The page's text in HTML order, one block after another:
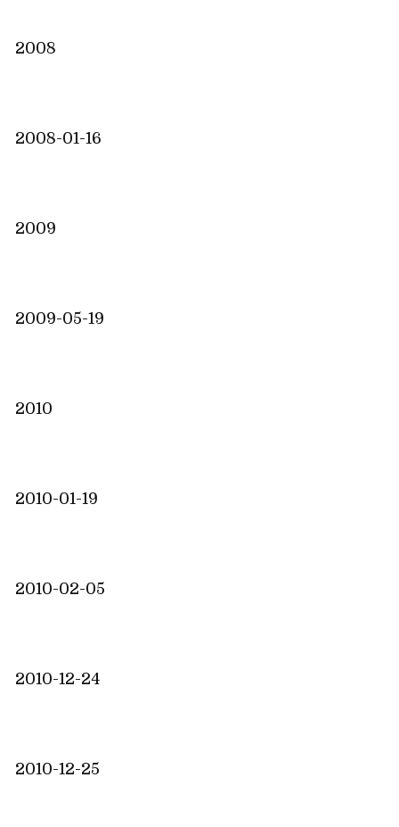
2008
2008-01-16
2009
2009-05-19
2010
2010-01-19
2010-02-05
2010-12-24
2010-12-25